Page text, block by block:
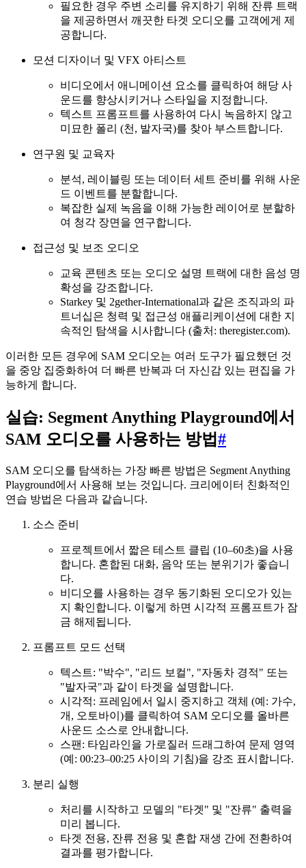
필요한 경우 주변 소리를 유지하기 위해 잔류 트랙
을 제공하면서 깨끗한 타겟 오디오를 고객에게 제
공합니다.
모션 디자이너 및 VFX 아티스트
비디오에서 애니메이션 요소를 클릭하여 해당 사
운드를 향상시키거나 스타일을 지정합니다.
텍스트 프롬프트를 사용하여 다시 녹음하지 않고
미묘한 폴리 (천, 발자국)를 찾아 부스트합니다.
연구원 및 교육자
분석, 레이블링 또는 데이터 세트 준비를 위해 사운
드 이벤트를 분할합니다.
복잡한 실제 녹음을 이해 가능한 레이어로 분할하
여 청각 장면을 연구합니다.
접근성 및 보조 오디오
교육 콘텐츠 또는 오디오 설명 트랙에 대한 음성 명
확성을 강조합니다.
Starkey 및 2gether-International과 같은 조직과의 파
트너십은 청력 및 접근성 애플리케이션에 대한 지
속적인 탐색을 시사합니다 (출처: theregister.com).
이러한 모든 경우에 SAM 오디오는 여러 도구가 필요했던 것
을 중앙 집중화하여 더 빠른 반복과 더 자신감 있는 편집을 가
능하게 합니다.
실습: Segment Anything Playground에서
SAM 오디오를 사용하는 방법#
SAM 오디오를 탐색하는 가장 빠른 방법은 Segment Anything
Playground에서 사용해 보는 것입니다. 크리에이터 친화적인
연습 방법은 다음과 같습니다.
소스 준비
프로젝트에서 짧은 테스트 클립 (10–60초)을 사용
합니다. 혼합된 대화, 음악 또는 분위기가 좋습니
다.
비디오를 사용하는 경우 동기화된 오디오가 있는
지 확인합니다. 이렇게 하면 시각적 프롬프트가 잠
금 해제됩니다.
프롬프트 모드 선택
텍스트: "박수", "리드 보컬", "자동차 경적" 또는
"발자국"과 같이 타겟을 설명합니다.
시각적: 프레임에서 일시 중지하고 객체 (예: 가수,
개, 오토바이)를 클릭하여 SAM 오디오를 올바른
사운드 소스로 안내합니다.
스팬: 타임라인을 가로질러 드래그하여 문제 영역
(예: 00:23–00:25 사이의 기침)을 강조 표시합니다.
분리 실행
처리를 시작하고 모델의 "타겟" 및 "잔류" 출력을
미리 봅니다.
타겟 전용, 잔류 전용 및 혼합 재생 간에 전환하여
결과를 평가합니다.